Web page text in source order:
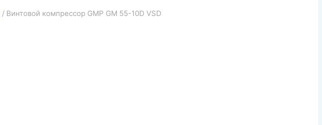
/ Винтовой компрессор GMP GM 55-10D VSD